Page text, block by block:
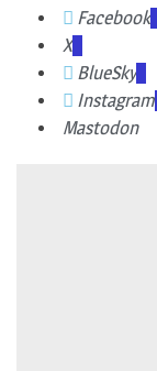
Facebook
X
BlueSky
Instagram
Mastodon